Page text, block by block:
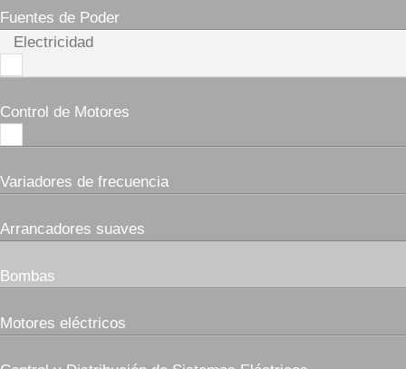
Fuentes de Poder
Electricidad
Control de Motores
Variadores de frecuencia
Arrancadores suaves
Bombas
Motores eléctricos